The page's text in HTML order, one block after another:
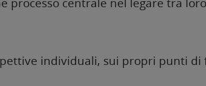
individuali, sui propri punti di